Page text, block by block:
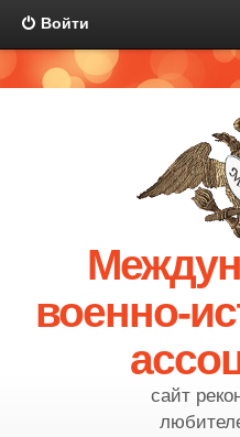
Войти
военно-
сайт